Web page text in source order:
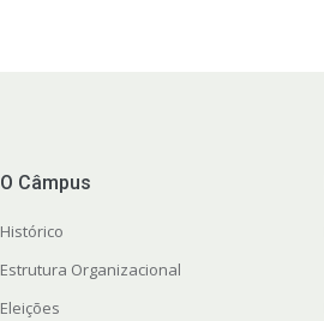
O Câmpus
Histórico
Estrutura Organizacional
Eleições